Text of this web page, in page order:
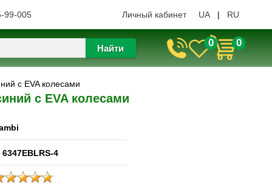
99-005 Личный кабинет UA | RU
Найти 0 0
с EVA колесами
с EVA колесами
6347EBLRS-4